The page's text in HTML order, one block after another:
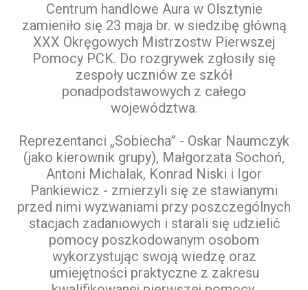
Centrum handlowe Aura w Olsztynie
zamieniło się 23 maja br. w siedzibę główną
XXX Okręgowych Mistrzostw Pierwszej
Pomocy PCK. Do rozgrywek zgłosiły się
zespoły uczniów ze szkół
ponadpodstawowych z całego
województwa.
Reprezentanci „Sobiecha” - Oskar Naumczyk
(jako kierownik grupy), Małgorzata Sochoń,
Antoni Michalak, Konrad Niski i Igor
Pankiewicz - zmierzyli się ze stawianymi
przed nimi wyzwaniami przy poszczególnych
stacjach zadaniowych i starali się udzielić
pomocy poszkodowanym osobom
wykorzystując swoją wiedzę oraz
umiejętności praktyczne z zakresu